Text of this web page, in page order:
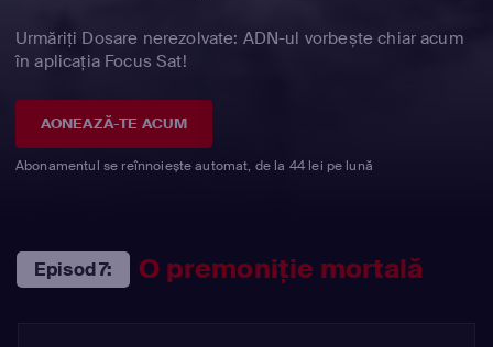
Urmăriți Dosare nerezolvate: ADN-ul vorbește chiar acum
în aplicația Focus Sat!
AONEAZĂ-TE ACUM
Abonamentul se reînnoiește automat, de la 44 lei pe lună
Episod 7: O premoniție mortală